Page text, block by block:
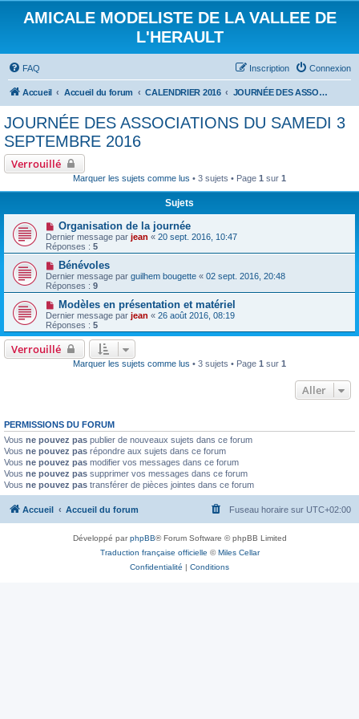
AMICALE MODELISTE DE LA VALLEE DE
L'HERAULT
FAQ Connexion
Inscription
Accueil Accueil du forum CALENDRIER 2016 JOURNÉE DES ASSOCIATIONS DU SAMEDI 3 SEPTEMBRE 2016
JOURNÉE DES ASSOCIATIONS DU SAMEDI 3
SEPTEMBRE 2016
Verrouillé
Marquer les sujets comme lus • 3 sujets • Page 1 sur 1
Sujets
Organisation de la journée
Dernier message par jean « 20 sept. 2016, 10:47
Réponses : 5
Bénévoles
Dernier message par guilhem bougette « 02 sept. 2016, 20:48
Réponses : 9
Modèles en présentation et matériel
Dernier message par jean « 26 août 2016, 08:19
Réponses : 5
Verrouillé
Marquer les sujets comme lus • 3 sujets • Page 1 sur 1
Aller
PERMISSIONS DU FORUM
Vous ne pouvez pas publier de nouveaux sujets dans ce forum
Vous ne pouvez pas répondre aux sujets dans ce forum
Vous ne pouvez pas modifier vos messages dans ce forum
Vous ne pouvez pas supprimer vos messages dans ce forum
Vous ne pouvez pas transférer de pièces jointes dans ce forum
Accueil Accueil du forum Fuseau horaire sur UTC+02:00
Développé parphpBB® Forum Software © phpBB Limited
Traduction française officielle ©Miles Cellar
Confidentialité | Conditions